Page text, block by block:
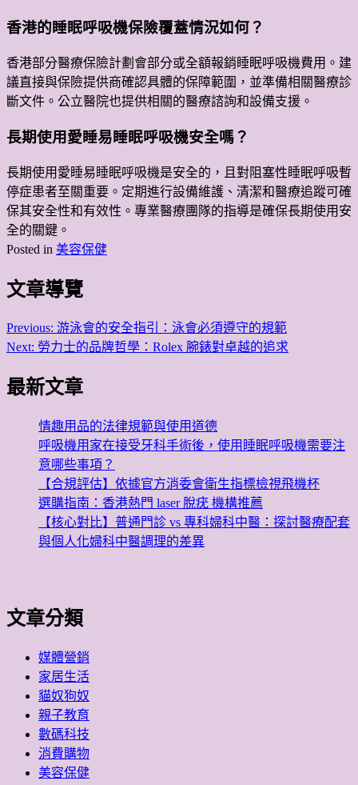
香港的睡眠呼吸機保險覆蓋情況如何？
香港部分醫療保險計劃會部分或全額報銷睡眠呼吸機費用。建
議直接與保險提供商確認具體的保障範圍，並準備相關醫療診
斷文件。公立醫院也提供相關的醫療諮詢和設備支援。
長期使用愛睡易睡眠呼吸機安全嗎？
長期使用愛睡易睡眠呼吸機是安全的，且對阻塞性睡眠呼吸暫
停症患者至關重要。定期進行設備維護、清潔和醫療追蹤可確
保其安全性和有效性。專業醫療團隊的指導是確保長期使用安
全的關鍵。
Posted in 美容保健
文章導覽
Previous: 游泳會的安全指引：泳會必須遵守的規範
Next: 勞力士的品牌哲學：Rolex 腕錶對卓越的追求
最新文章
情趣用品的法律規範與使用道德
呼吸機用家在接受牙科手術後，使用睡眠呼吸機需要注
意哪些事項？
【合規評估】依據官方消委會衛生指標檢視飛機杯
選購指南：香港熱門 laser 脫疣 機構推薦
【核心對比】普通門診 vs 專科婦科中醫：探討醫療配套
與個人化婦科中醫調理的差異
文章分類
媒體營銷
家居生活
貓奴狗奴
親子教育
數碼科技
消費購物
美容保健